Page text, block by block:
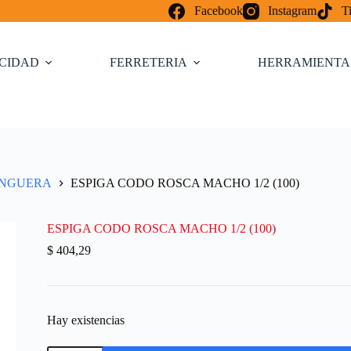
Facebook Instagram
FERRETERIA
ESPIGA CODO ROSCA MACHO 1/2 (100)
ESPIGA CODO ROSCA MACHO 1/2 (100)
$404,29
Hay existencias